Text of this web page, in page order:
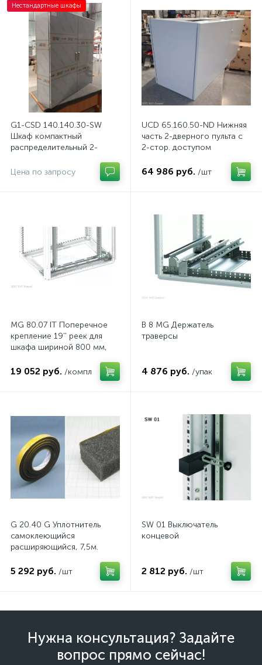
Нестандартные шкафы
G1-CSD 140.140.30-SW
Шкаф компактный
распределительный 2-
стали, с перемычкой
Цена по запросу
UCD 65.160.50-ND Нижняя
часть 2-дверного пульта с
2-стор. доступом
64 986 руб. /шт
MG 80.07 IT Поперечное
крепление 19'' реек для
шкафа шириной 800 мм,
19 052 руб. /компл
B 8 MG Держатель
траверсы
4 876 руб. /упак
G 20.40 G Уплотнитель
самоклеющийся
расширяющийся, 7,5м.
5 292 руб. /шт
SW 01 Выключатель
концевой
2 812 руб. /шт
Нужна консультация? Задайте
вопрос прямо сейчас!